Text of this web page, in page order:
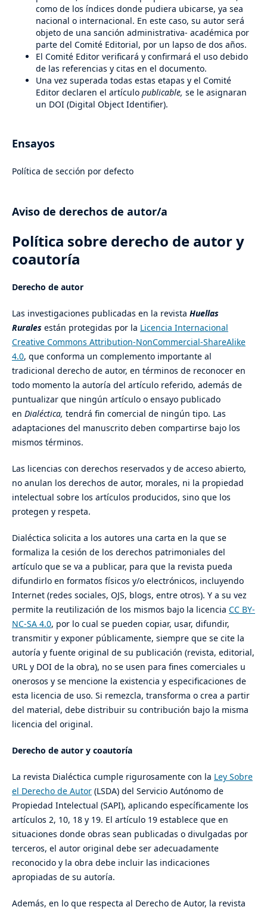
como de los índices donde pudiera ubicarse, ya sea
nacional o internacional. En este caso, su autor será
objeto de una sanción administrativa- académica por
parte del Comité Editorial, por un lapso de dos años.
El Comité Editor verificará y confirmará el uso debido
de las referencias y citas en el documento.
Una vez superada todas estas etapas y el Comité
Editor declaren el artículo publicable, se le asignaran
un DOI (Digital Object Identifier).
Ensayos
Política de sección por defecto
Aviso de derechos de autor/a
Política sobre derecho de autor y
coautoría
Derecho de autor
Las investigaciones publicadas en la revista Huellas
Rurales están protegidas por la Licencia Internacional
Creative Commons Attribution-NonCommercial-ShareAlike
4.0, que conforma un complemento importante al
tradicional derecho de autor, en términos de reconocer en
todo momento la autoría del artículo referido, además de
puntualizar que ningún artículo o ensayo publicado
en Dialéctica, tendrá fin comercial de ningún tipo. Las
adaptaciones del manuscrito deben compartirse bajo los
mismos términos.
Las licencias con derechos reservados y de acceso abierto,
no anulan los derechos de autor, morales, ni la propiedad
intelectual sobre los artículos producidos, sino que los
protegen y respeta.
Dialéctica solicita a los autores una carta en la que se
formaliza la cesión de los derechos patrimoniales del
artículo que se va a publicar, para que la revista pueda
difundirlo en formatos físicos y/o electrónicos, incluyendo
Internet (redes sociales, OJS, blogs, entre otros). Y a su vez
permite la reutilización de los mismos bajo la licencia CC BY-
NC-SA 4.0, por lo cual se pueden copiar, usar, difundir,
transmitir y exponer públicamente, siempre que se cite la
autoría y fuente original de su publicación (revista, editorial,
URL y DOI de la obra), no se usen para fines comerciales u
onerosos y se mencione la existencia y especificaciones de
esta licencia de uso. Si remezcla, transforma o crea a partir
del material, debe distribuir su contribución bajo la misma
licencia del original.
Derecho de autor y coautoría
La revista Dialéctica cumple rigurosamente con la Ley Sobre
el Derecho de Autor(LSDA) del Servicio Autónomo de
Propiedad Intelectual (SAPI), aplicando específicamente los
artículos 2, 10, 18 y 19. El artículo 19 establece que en
situaciones donde obras sean publicadas o divulgadas por
terceros, el autor original debe ser adecuadamente
reconocido y la obra debe incluir las indicaciones
apropiadas de su autoría.
Además, en lo que respecta al Derecho de Autor, la revista